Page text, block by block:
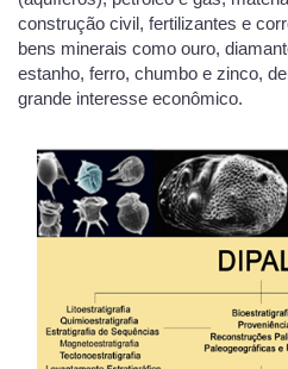
construção civil, fertilizantes e
bens minerais como ouro,
estanho, ferro, chumbo e zinco,
grande interesse econômico.